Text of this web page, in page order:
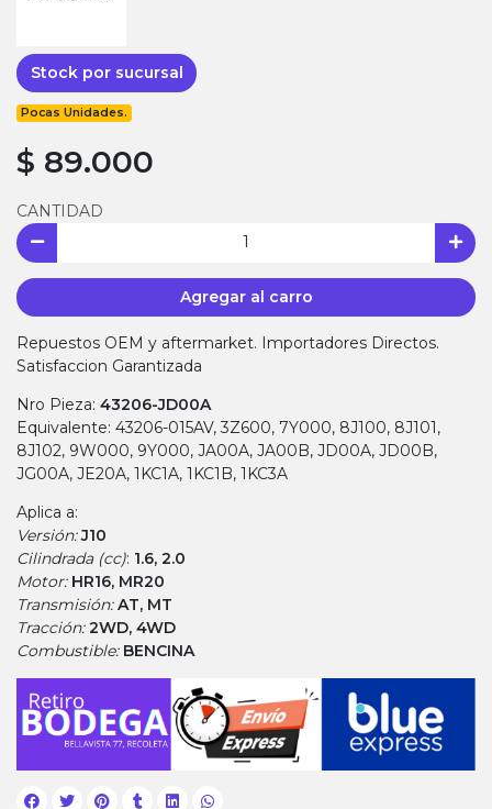
Stock por sucursal
Pocas Unidades.
$ 89.000
CANTIDAD
Agregar al carro
Repuestos OEM y aftermarket. Importadores Directos.
Satisfaccion Garantizada
Nro Pieza: 43206-JD00A
Equivalente: 43206-015AV, 3Z600, 7Y000, 8J100, 8J101,
8J102, 9W000, 9Y000, JA00A, JA00B, JD00A, JD00B,
JG00A, JE20A, 1KC1A, 1KC1B, 1KC3A
Aplica a:
Versión:J10
Cilindrada (cc): 1.6, 2.0
Motor: HR16, MR20
Transmisión:AT, MT
Tracción:2WD, 4WD
Combustible: BENCINA